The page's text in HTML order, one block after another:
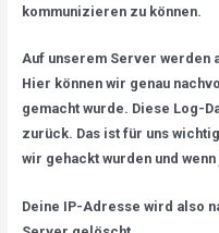
kommunizieren zu können.
Auf unserem Server werden
Hier können wir genau
gemacht wurde. Diese Log-
zurück. Das ist für uns
wir gehackt wurden und wenn
Deine IP-Adresse wird also